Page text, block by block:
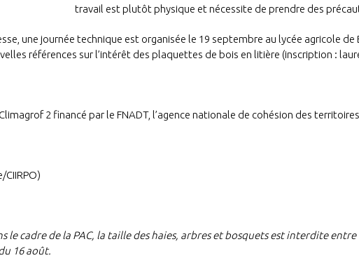
travail est plutôt physique et nécessite de prendre des
une journée technique est organisée le 19 septembre au lycée agricole
références sur l’intérêt des plaquettes de bois en litière (inscription :
2 financé par le FNADT, l’agence nationale de cohésion des
CIIRPO)
le cadre de la PAC, la taille des haies, arbres et bosquets est interdite
16 août.